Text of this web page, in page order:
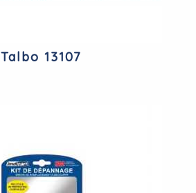
Talbo 13107